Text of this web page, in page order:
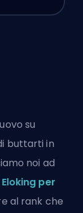
su
buttarti in
noi ad
per
al rank che